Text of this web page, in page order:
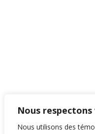
Nous
Nous utilisons des